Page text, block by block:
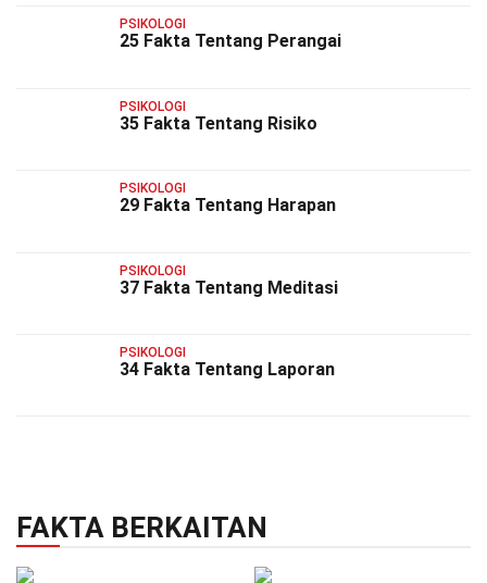
PSIKOLOGI
25 Fakta Tentang Perangai
PSIKOLOGI
35 Fakta Tentang Risiko
PSIKOLOGI
29 Fakta Tentang Harapan
PSIKOLOGI
37 Fakta Tentang Meditasi
PSIKOLOGI
34 Fakta Tentang Laporan
FAKTA BERKAITAN